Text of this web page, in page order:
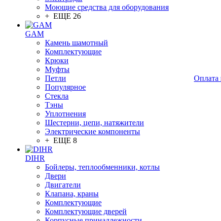
Моющие средства для оборудования
+ ЕЩЕ 26
GAM
Камень шамотный
Комплектующие
Крюки
Муфты
Петли
Популярное
Стекла
Тэны
Уплотнения
Шестерни, цепи, натяжители
Электрические компоненты
+ ЕЩЕ 8
DIHR
Бойлеры, теплообменники, котлы
Двери
Двигатели
Клапана, краны
Комплектующие
Комплектующие дверей
Оплата